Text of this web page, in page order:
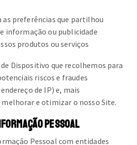
as preferências que partilhou
informação ou publicidade
produtos ou serviços
Dispositivo que recolhemos para
riscos e fraudes
de IP) e, mais
e otimizar o nosso Site.
PESSOAL
Pessoal com entidades